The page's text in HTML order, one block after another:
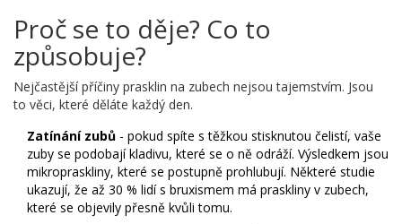
Proč se to děje? Co to
způsobuje?
Nejčastější příčiny prasklin na zubech nejsou tajemstvím. Jsou
to věci, které děláte každý den.
Zatínání zubů - pokud spíte s těžkou stisknutou čelistí, vaše
zuby se podobají kladivu, které se o ně odráží. Výsledkem jsou
mikropraskliny, které se postupně prohlubují. Některé studie
ukazují, že až 30 % lidí s bruxismem má praskliny v zubech,
které se objevily přesně kvůli tomu.